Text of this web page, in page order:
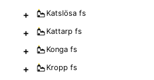
+ Katslösa fs
+ Kattarp fs
+ Konga fs
+ Kropp fs